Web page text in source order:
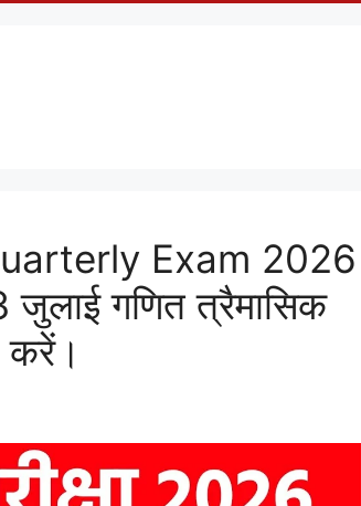
Exam 2026
जुलाई गणित त्रैमासिक
करें।